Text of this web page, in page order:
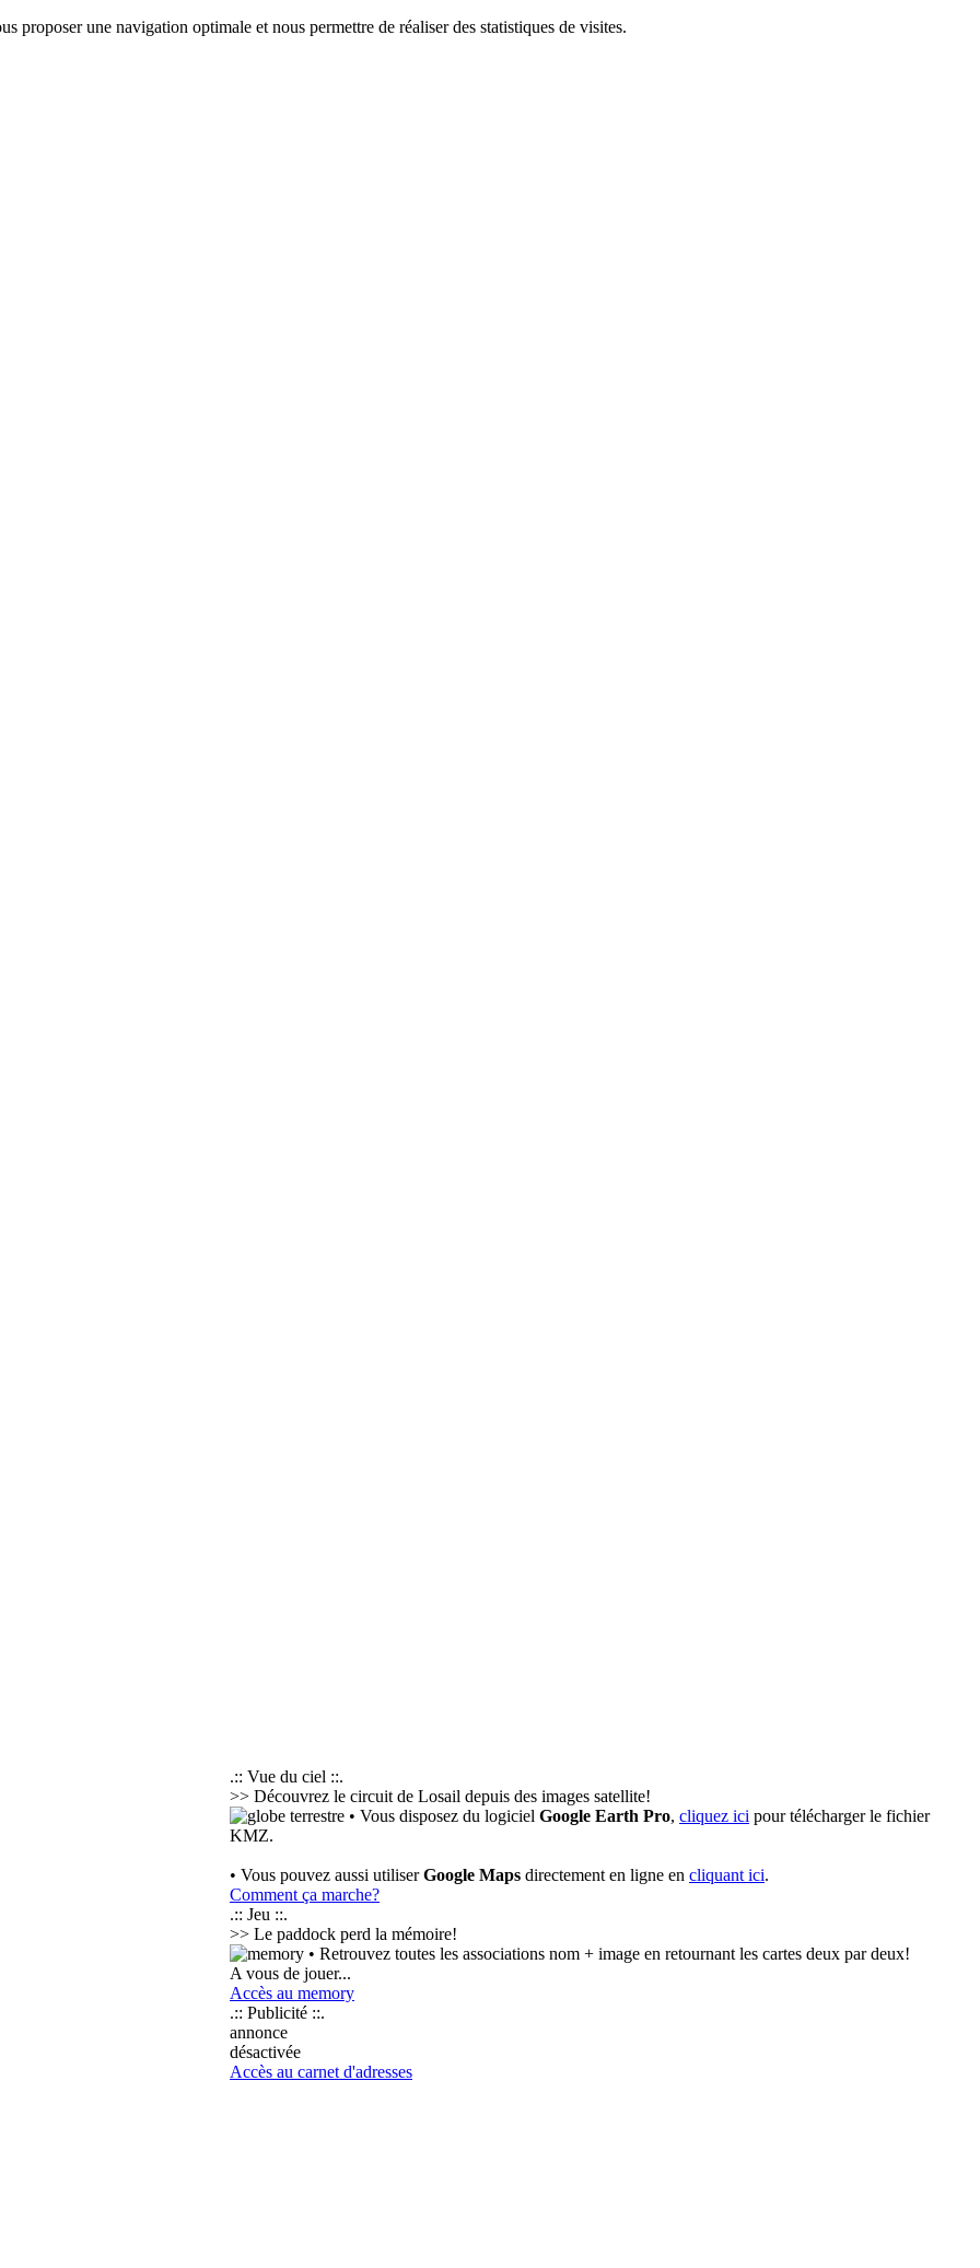
proposer une navigation optimale et nous permettre de réaliser des statistiques de visites.
.:: Vue du ciel ::.
>> Découvrez le circuit de Losail depuis des images satellite!
• Vous disposez du logiciel Google Earth Pro, cliquez ici pour télécharger le fichier
KMZ.
• Vous pouvez aussi utiliserGoogle Maps directement en ligne en cliquant ici.
Comment ça marche?
.:: Jeu ::.
>> Le paddock perd la mémoire!
• Retrouvez toutes les associations nom + image en retournant les cartes deux par deux!
A vous de jouer...
Accès au memory
.:: Publicité ::.
annonce
désactivée
Accès au carnet d'adresses